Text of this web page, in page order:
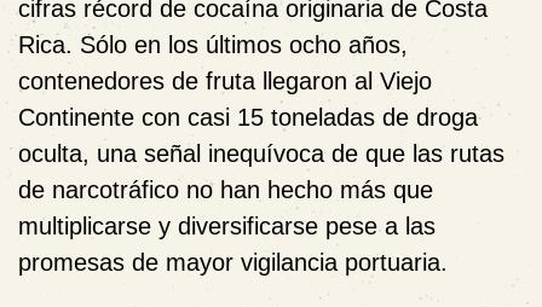
cifras récord de cocaína originaria de Costa
Rica. Sólo en los últimos ocho años,
contenedores de fruta llegaron al Viejo
Continente con casi 15 toneladas de droga
oculta, una señal inequívoca de que las rutas
de narcotráfico no han hecho más que
multiplicarse y diversificarse pese a las
promesas de mayor vigilancia portuaria.